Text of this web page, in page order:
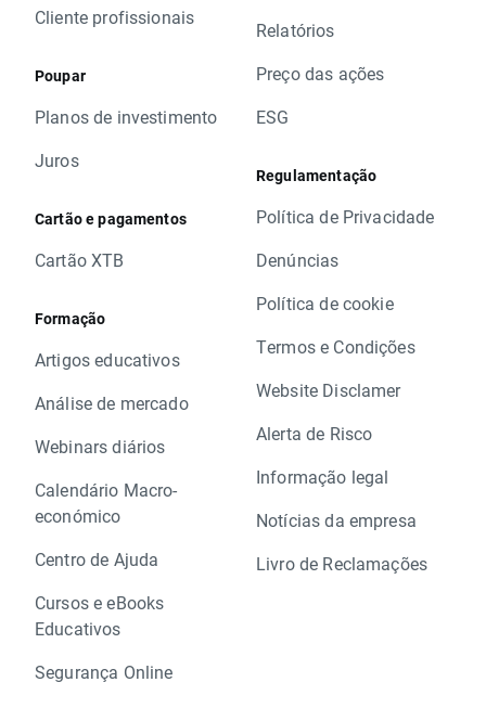
Cliente profissionais
Poupar
Planos de investimento
Juros
Cartão e pagamentos
Cartão XTB
Formação
Artigos educativos
Análise de mercado
Webinars diários
Calendário Macro-
económico
Centro de Ajuda
Cursos e eBooks
Educativos
Segurança Online
Relatórios
Preço das ações
ESG
Regulamentação
Política de Privacidade
Denúncias
Política de cookie
Termos e Condições
Website Disclamer
Alerta de Risco
Informação legal
Notícias da empresa
Livro de Reclamações